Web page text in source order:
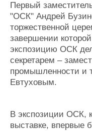
Конференции
Выставки и
Личности
Словарь
Первый
"ОСК" Андрей
торжественной
завершении
экспозицию ОСК
секретарем –
промышленности и
Евтуховым.
В экспозиции ОСК,
выставке, впервые